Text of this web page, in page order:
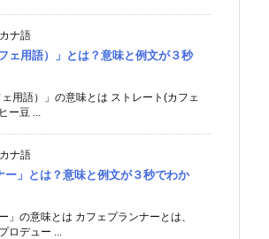
ナ語
ェ用語）」とは？意味と例文が３秒
ェ用語）」の意味とは ストレート(カフェ
ー豆 ...
ナ語
ー」とは？意味と例文が３秒でわか
」の意味とは カフェプランナーとは、
ロデュー ...